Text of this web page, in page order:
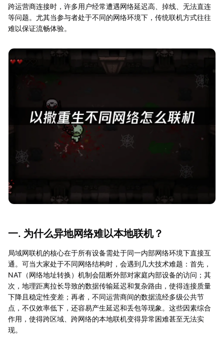
跨运营商连接时，许多用户经常遭遇网络延迟高、掉线、无法直连
等问题。尤其当参与者处于不同的网络环境下，传统联机方式往往
难以保证流畅体验。
一. 为什么异地网络难以本地联机？
局域网联机的核心在于所有设备需处于同一内部网络环境下直接互
通。可当大家处于不同网络结构时，会遇到几大技术难题：首先，
NAT（网络地址转换）机制会阻断外部对家庭内部设备的访问；其
次，地理距离拉长导致的数据传输延迟和复杂路由，使得连接质量
下降且稳定性变差；再者，不同运营商间的数据流经多级公共节
点，不仅效率低下，还容易产生延迟和丢包等现象。这些因素综合
作用，使得跨区域、跨网络的本地联机变得异常困难甚至无法实
现。